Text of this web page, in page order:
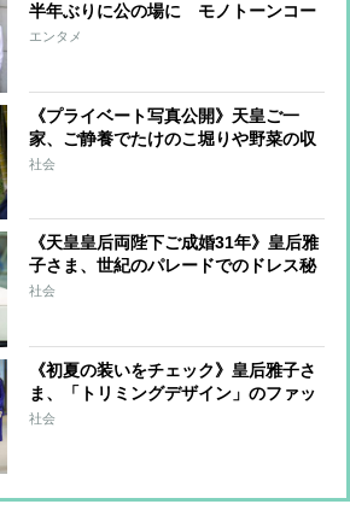
半年ぶりに公の場に モノトーンコー
デファッションにみる”家族の絆”
エンタメ
《プライベート写真公開》天皇ご一
家、ご静養でたけのこ堀りや野菜の収
穫を楽しまれリラックスされた表情
社会
《天皇皇后両陛下ご成婚31年》皇后雅
子さま、世紀のパレードでのドレス秘
話 森英恵さんが明かしていた仮縫い
社会
《初夏の装いをチェック》皇后雅子さ
ま、「トリミングデザイン」のファッ
ションから”涼しげ見え”のコツを探る
社会